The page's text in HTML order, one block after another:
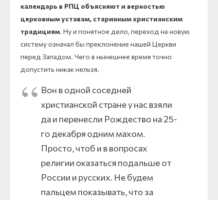
календарь в РПЦ объясняют и верностью
церковным уставам, старинным христианским
традициям. Ну и понятное дело, переход на новую
систему означал бы преклонение нашей Церкви
перед Западом. Чего в нынешнее время точно
допустить никак нельзя.
Вон в одной соседней
христианской стране у нас взяли
да и перенесли Рождество на 25-
го декабря одним махом.
Просто, чтоб и в вопросах
религии оказаться подальше от
России и русских. Не будем
пальцем показывать, что за